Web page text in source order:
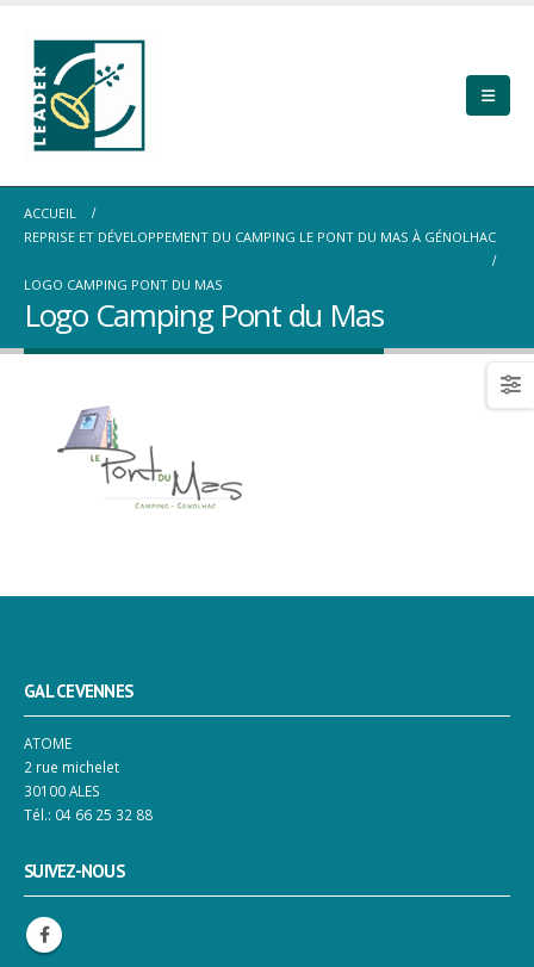
ACCUEIL
REPRISE ET DÉVELOPPEMENT DU CAMPING LE PONT DU MAS À GÉNOLHAC
LOGO CAMPING PONT DU MAS
Logo Camping Pont du Mas
GAL CEVENNES
ATOME
2 rue michelet
30100 ALES
Tél.: 04 66 25 32 88
SUIVEZ-NOUS